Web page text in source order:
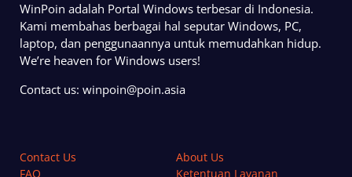
WinPoin adalah Portal Windows terbesar di Indonesia.
Kami membahas berbagai hal seputar Windows, PC,
laptop, dan penggunaannya untuk memudahkan hidup.
We’re heaven for Windows users!
Contact us: winpoin@poin.asia
Contact Us
About Us
FAQ
Ketentuan Layanan